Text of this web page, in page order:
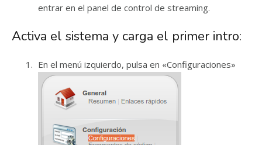
entrar en el panel de control de streaming.
Activa el sistema y carga el primer intro:
En el menú izquierdo, pulsa en «Configuraciones»